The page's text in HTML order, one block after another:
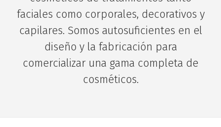
faciales como corporales, decorativos y
capilares. Somos autosuficientes en el
diseño y la fabricación para
comercializar una gama completa de
cosméticos.